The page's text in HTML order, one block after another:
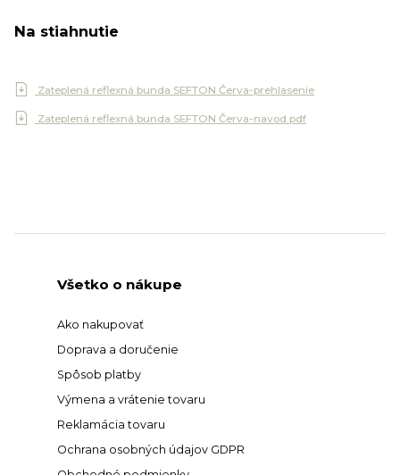
Na stiahnutie
Zateplená reflexná bunda SEFTON Červa-prehlasenie
Zateplená reflexná bunda SEFTON Červa-navod.pdf
Všetko o nákupe
Ako nakupovať
Doprava a doručenie
Spôsob platby
Výmena a vrátenie tovaru
Reklamácia tovaru
Ochrana osobných údajov GDPR